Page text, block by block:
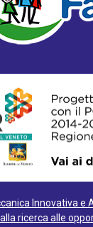
Innovativa e
ricerca alle